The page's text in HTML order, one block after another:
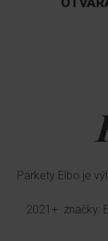
Parkety Elbo je
2021+ značky: